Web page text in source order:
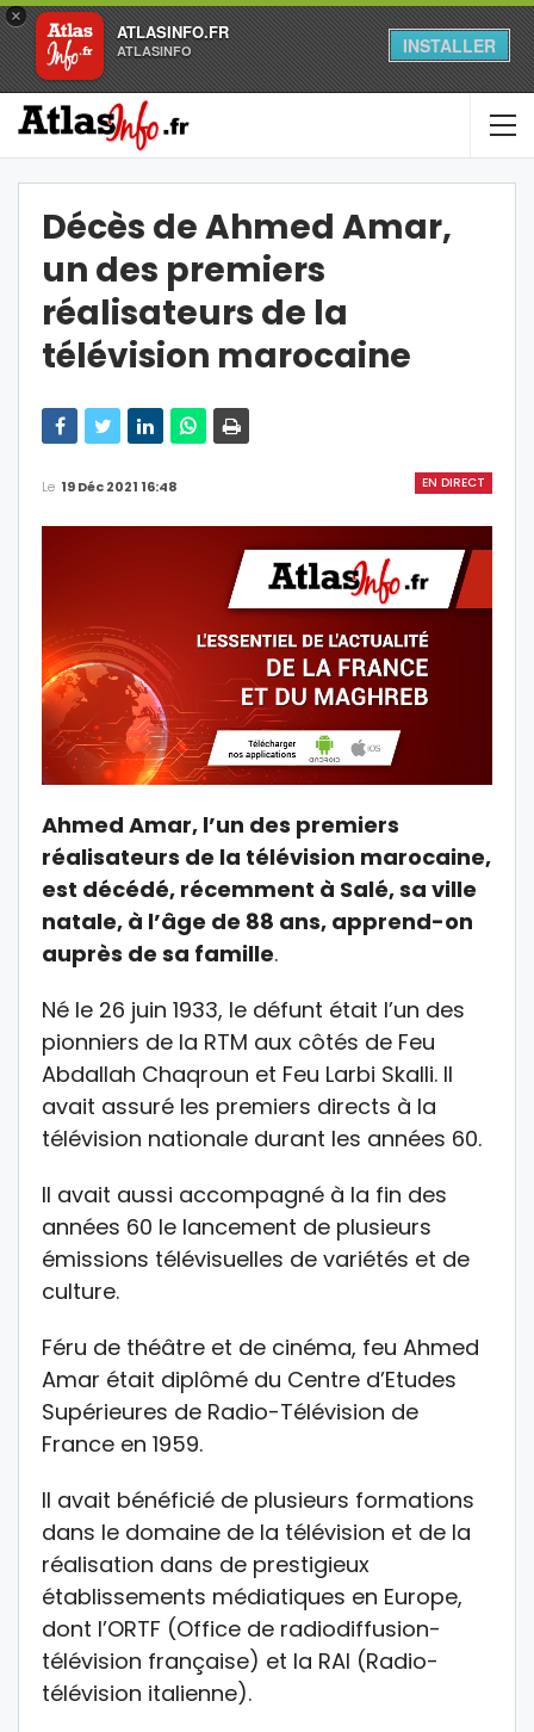
×
ATLASINFO.FR
ATLASINFO INSTALLER
Décès de Ahmed Amar,
un des premiers
réalisateurs de la
télévision marocaine
EN DIRECT
Le 19 Déc 2021 16:48
Ahmed Amar, l’un des premiers
réalisateurs de la télévision marocaine,
est décédé, récemment à Salé, sa ville
natale, à l’âge de 88 ans, apprend-on
auprès de sa famille.
Né le 26 juin 1933, le défunt était l’un des
pionniers de la RTM aux côtés de Feu
Abdallah Chaqroun et Feu Larbi Skalli. Il
avait assuré les premiers directs à la
télévision nationale durant les années 60.
Il avait aussi accompagné à la fin des
années 60 le lancement de plusieurs
émissions télévisuelles de variétés et de
culture.
Féru de théâtre et de cinéma, feu Ahmed
Amar était diplômé du Centre d’Etudes
Supérieures de Radio-Télévision de
France en 1959.
Il avait bénéficié de plusieurs formations
dans le domaine de la télévision et de la
réalisation dans de prestigieux
établissements médiatiques en Europe,
dont l’ORTF (Office de radiodiffusion-
télévision française) et la RAI (Radio-
télévision italienne).